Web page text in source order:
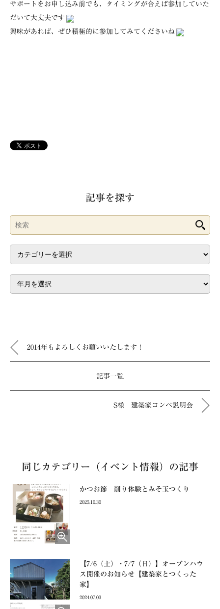
サポートをお申し込み前でも、タイミングが合えば参加していた
だいて大丈夫です
興味があれば、ぜひ積極的に参加してみてくださいね
記事を探す
2014年もよろしくお願いいたします！
記事一覧
S様 建築家コンペ説明会
同じカテゴリー（イベント情報）の記事
かつお節 削り体験とみそ玉つくり
2025.10.30
【7/6（土）・7/7（日）】オープンハウ
ス開催のお知らせ【建築家とつくった
家】
2024.07.03